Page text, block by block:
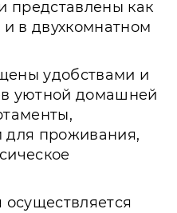
представлены как
в двухкомнатном
удобствами и
уютной домашней
для проживания,
осуществляется